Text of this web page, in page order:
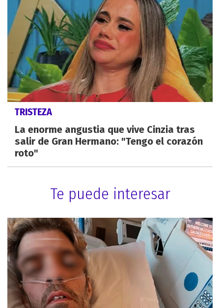
TRISTEZA
La enorme angustia que vive Cinzia tras
salir de Gran Hermano: "Tengo el corazón
roto"
Te puede interesar